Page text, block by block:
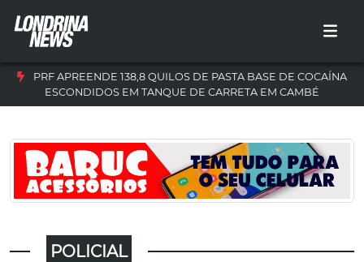
PRF APREENDE 138,8 QUILOS DE PASTA BASE DE COCAÍNA
ESCONDIDOS EM TANQUE DE CARRETA EM CAMBÉ
POLICIAL